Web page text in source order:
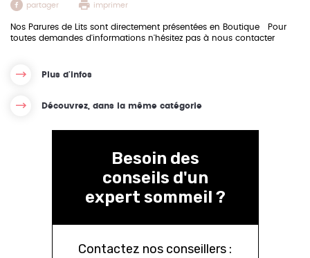
partager imprimer
Nos Parures de Lits sont directement présentées en Boutique Pour
toutes demandes d'informations n'hésitez pas à nous contacter
Plus d'infos
Découvrez, dans la même catégorie
Besoin des
conseils d'un
expert sommeil ?
Contactez nos conseillers :